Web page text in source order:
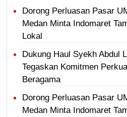
Dorong Perluasan Pasar
Medan Minta Indomaret
Lokal
Dukung Haul Syekh Abdul
Tegaskan Komitmen
Beragama
Dorong Perluasan Pasar
Medan Minta Indomaret